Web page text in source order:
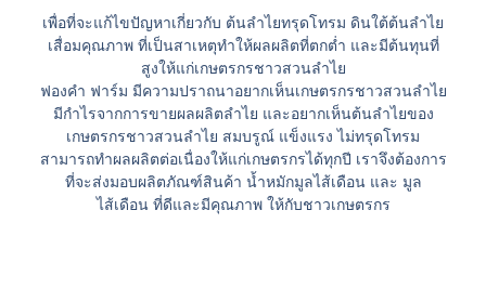
เพื่อที่จะแก้ไขปัญหาเกี่ยวกับ ต้นลำไยทรุดโทรม ดินใต้ต้นลำไย
เสื่อมคุณภาพ ที่เป็นสาเหตุทำให้ผลผลิตที่ตกต่ำ และมีต้นทุนที่
สูงให้แก่เกษตรกรชาวสวนลำไย
ฟองคำ ฟาร์ม มีความปราถนาอยากเห็นเกษตรกรชาวสวนลำไย
มีกำไรจากการขายผลผลิตลำไย และอยากเห็นต้นลำไยของ
เกษตรกรชาวสวนลำไย สมบรูณ์ แข็งแรง ไม่ทรุดโทรม
สามารถทำผลผลิตต่อเนื่องให้แก่เกษตรกรได้ทุกปี เราจึงต้องการ
ที่จะส่งมอบผลิตภัณฑ์สินค้า น้ำหมักมูลไส้เดือน และ มูล
ไส้เดือน ที่ดีและมีคุณภาพ ให้กับชาวเกษตรกร